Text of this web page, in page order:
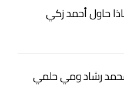
حاول أحمد زكي
رشاد ومي حلمي